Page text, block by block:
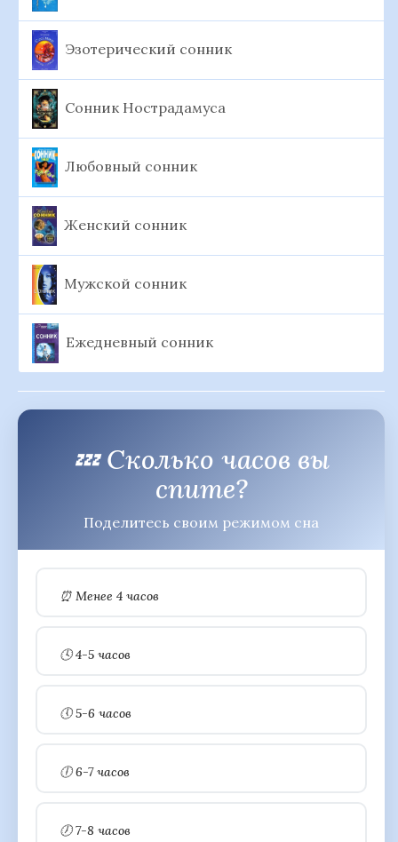
Эзотерический сонник
Сонник Нострадамуса
Любовный сонник
Женский сонник
Мужской сонник
Ежедневный сонник
💤 Сколько часов вы
спите?
Поделитесь своим режимом сна
⏰ Менее 4 часов
🕓 4-5 часов
🕔 5-6 часов
🕕 6-7 часов
🕖 7-8 часов